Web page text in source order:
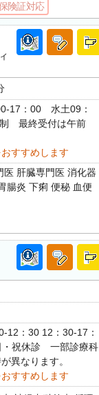
険証対応
17：00 水土09：
最終受付は午前
すすめします
肝臓専門医 消化器
腸炎 下痢 便秘 血便
：30 12：30-17：
祝休診 一部診療科
異なります。
すすめします